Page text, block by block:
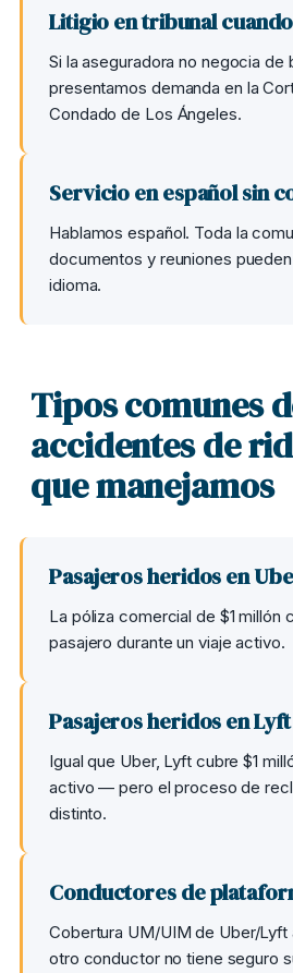
Litigio en tribunal
Si la aseguradora no negocia de
presentamos demanda en la
Condado de Los Ángeles.
Servicio en español sin
Hablamos español. Toda la
documentos y reuniones
idioma.
Tipos comunes
accidentes de
que manejamos
Pasajeros heridos en
La póliza comercial de $1 millón
pasajero durante un viaje activo.
Pasajeros heridos en Lyft
Igual que Uber, Lyft cubre $1
activo — pero el proceso de
distinto.
Conductores de
Cobertura UM/UIM de Uber/Lyft
otro conductor no tiene seguro